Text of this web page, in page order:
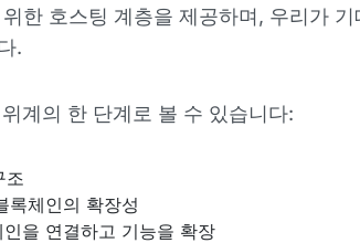
한 호스팅 계층을 제공하며, 우리가
.
계의 한 단계로 볼 수 있습니다:
조
록체인의 확장성
을 연결하고 기능을 확장